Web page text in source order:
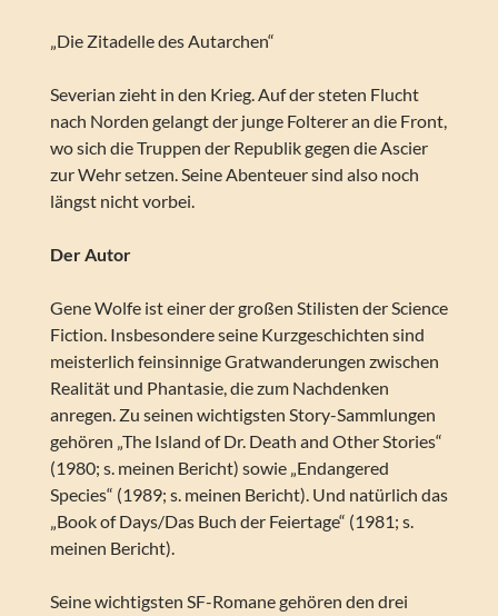
„Die Zitadelle des Autarchen“
Severian zieht in den Krieg. Auf der steten Flucht
nach Norden gelangt der junge Folterer an die Front,
wo sich die Truppen der Republik gegen die Ascier
zur Wehr setzen. Seine Abenteuer sind also noch
längst nicht vorbei.
Der Autor
Gene Wolfe ist einer der großen Stilisten der Science
Fiction. Insbesondere seine Kurzgeschichten sind
meisterlich feinsinnige Gratwanderungen zwischen
Realität und Phantasie, die zum Nachdenken
anregen. Zu seinen wichtigsten Story-Sammlungen
gehören „The Island of Dr. Death and Other Stories“
(1980; s. meinen Bericht) sowie „Endangered
Species“ (1989; s. meinen Bericht). Und natürlich das
„Book of Days/Das Buch der Feiertage“ (1981; s.
meinen Bericht).
Seine wichtigsten SF-Romane gehören den drei